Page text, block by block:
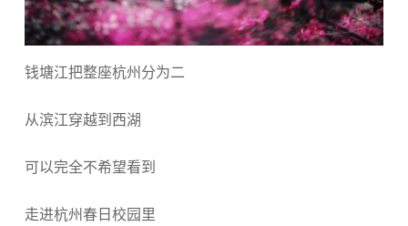
钱塘江把整座杭州分为二
从滨江穿越到西湖
可以完全不希望看到
走进杭州春日校园里